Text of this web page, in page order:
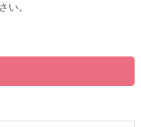
い。